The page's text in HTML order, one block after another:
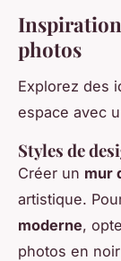
photos
Explorez des
espace avec
Styles de
Créer un mur
artistique.
moderne,
photos en